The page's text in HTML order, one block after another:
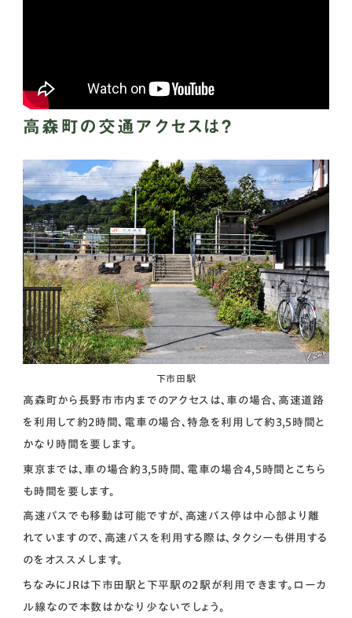
高森町の交通アクセスは？
下市田駅
高森町から長野市市内までのアクセスは、車の場合、高速道路
を利用して約2時間、電車の場合、特急を利用して約3,5時間と
かなり時間を要します。
東京までは、車の場合約3,5時間、電車の場合4,5時間とこちら
も時間を要します。
高速バスでも移動は可能ですが、高速バス停は中心部より離
れていますので、高速バスを利用する際は、タクシーも併用する
のをオススメします。
ちなみにJRは下市田駅と下平駅の２駅が利用できます。ローカ
ル線なので本数はかなり少ないでしょう。